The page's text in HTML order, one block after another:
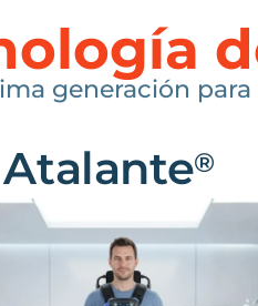
generación
Atalante®